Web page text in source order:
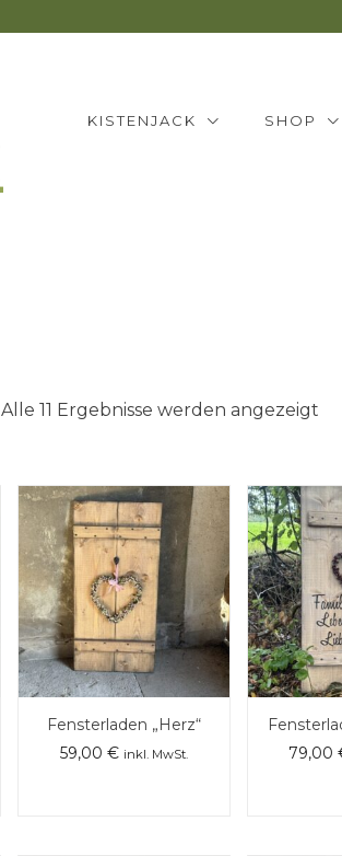
KISTENJACK SHOP
Alle 11 Ergebnisse werden angezeigt
Fensterladen „Herz“
59,00 € inkl. MwSt.
79,00